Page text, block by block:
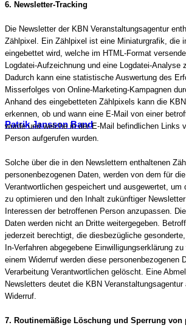
Patrik Jansson Band
6. Newsletter-Tracking
Die Newsletter der KBN Veranstaltungsagentur
Zählpixel. Ein Zählpixel ist eine Miniaturgrafik, die
eingebettet wird, welche im HTML-Format
Logdatei-Aufzeichnung und eine Logdatei-Analyse
Dadurch kann eine statistische Auswertung des
Misserfolges von Online-Marketing-Kampagnen
Anhand des eingebetteten Zählpixels kann die
erkennen, ob und wann eine E-Mail von einer
wurde und welche in der E-Mail befindlichen Links
Person aufgerufen wurden.
Solche über die in den Newslettern enthaltenen
personenbezogenen Daten, werden von dem für
Verantwortlichen gespeichert und ausgewertet, um
zu optimieren und den Inhalt zukünftiger
Interessen der betroffenen Person anzupassen.
Daten werden nicht an Dritte weitergegeben.
jederzeit berechtigt, die diesbezügliche
In-Verfahren abgegebene Einwilligungserklärung
einem Widerruf werden diese personenbezogenen
Verarbeitung Verantwortlichen gelöscht. Eine
Newsletters deutet die KBN
Widerruf.
7. Routinemäßige Löschung und Sperrung von